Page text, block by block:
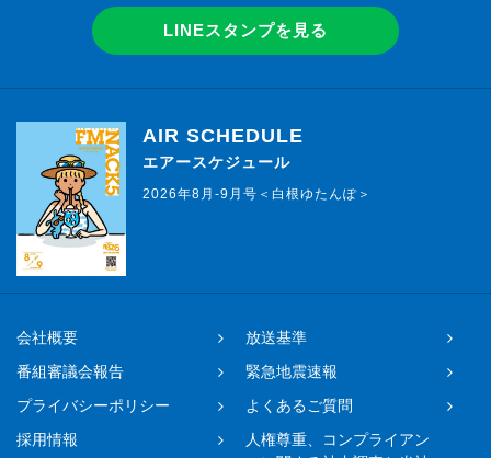
LINEスタンプを見る
AIR SCHEDULE
エアースケジュール
2026年8月-9月号＜白根ゆたんぽ＞
会社概要
放送基準
番組審議会報告
緊急地震速報
プライバシーポリシー
よくあるご質問
採用情報
人権尊重、コンプライアン